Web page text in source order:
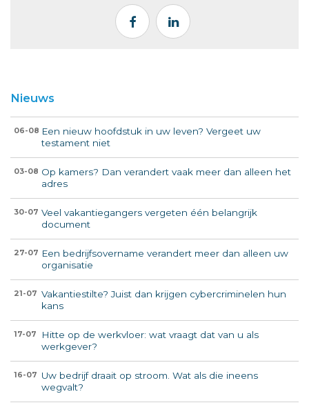
Nieuws
06-08 Een nieuw hoofdstuk in uw leven? Vergeet uw
testament niet
03-08 Op kamers? Dan verandert vaak meer dan alleen het
adres
30-07 Veel vakantiegangers vergeten één belangrijk
document
27-07 Een bedrijfsovername verandert meer dan alleen uw
organisatie
21-07 Vakantiestilte? Juist dan krijgen cybercriminelen hun
kans
17-07
Hitte op de werkvloer: wat vraagt dat van u als
werkgever?
16-07
Uw bedrijf draait op stroom. Wat als die ineens
wegvalt?